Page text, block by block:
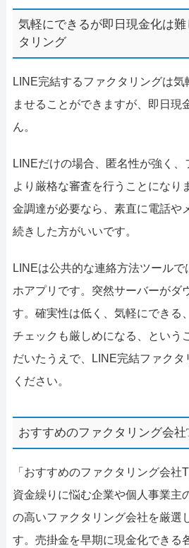
気軽にできるが即日現金化は
タリング
LINE完結するファクタリングは
ませることができますが、即日現
ん。
LINEだけの場合、匿名性が強く
より厳格な審査を行うことになり
金調達が必要なら、素直に電話や
続きした方がいいです。
LINEは公共的な連絡方法ツール
ホアプリです。突然サーバーがダ
す。確実性は低く、気軽にできる
チェックも厳しめになる、という
だいたうえで、LINE完結ファクタ
ください。
おすすめのファクタリング会社
「おすすめのファクタリング会社
資金繰りに悩む企業や個人事業主
の高いファクタリング会社を厳選
す。売掛金を早期に現金化できる